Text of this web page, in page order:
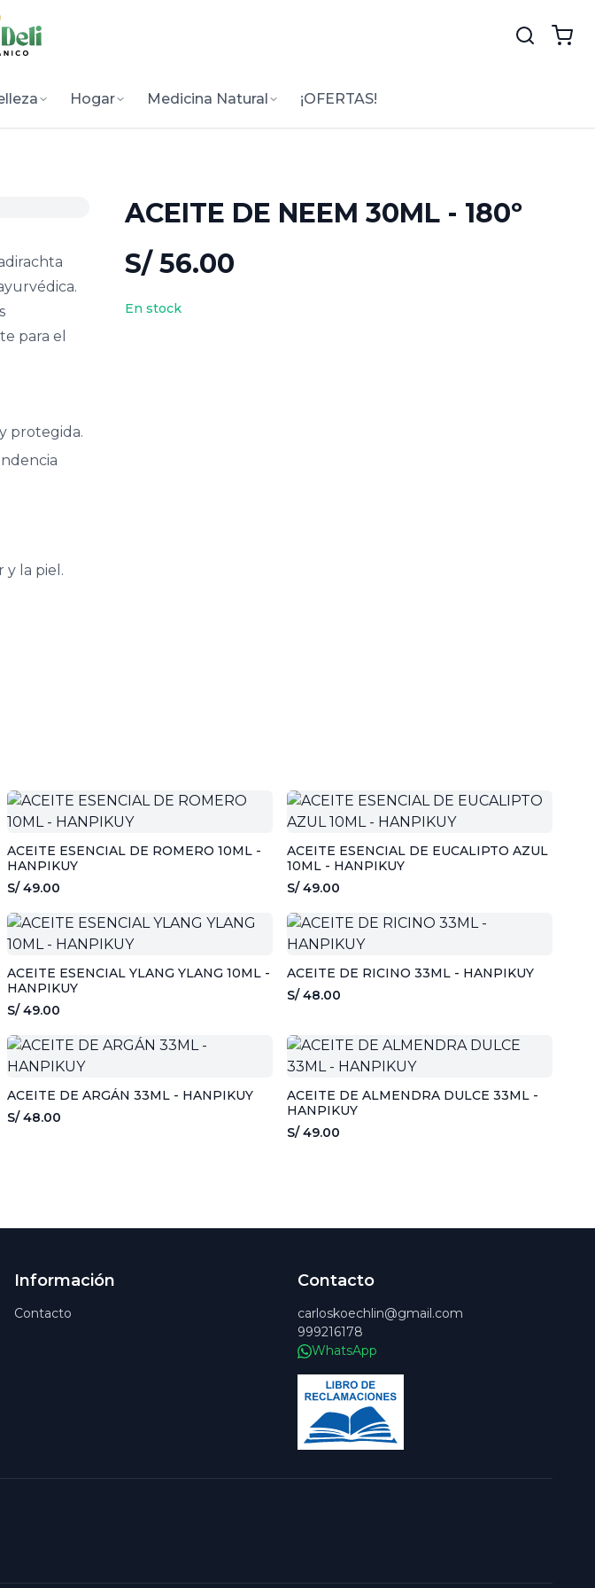
Hogar Medicina Natural ¡OFERTAS!
ACEITE DE NEEM 30ML - 180º
S/ 56.00
En stock
para el
protegida.
y la piel.
ACEITE ESENCIAL DE ROMERO 10ML -
HANPIKUY
S/ 49.00
ACEITE ESENCIAL DE EUCALIPTO AZUL
10ML - HANPIKUY
S/ 49.00
ACEITE ESENCIAL YLANG YLANG 10ML -
HANPIKUY
S/ 49.00
ACEITE DE RICINO 33ML - HANPIKUY
S/ 48.00
ACEITE DE ARGÁN 33ML - HANPIKUY
S/ 48.00
ACEITE DE ALMENDRA DULCE 33ML -
HANPIKUY
S/ 49.00
Información
Contacto
Contacto
carloskoechlin@gmail.com
999216178
WhatsApp